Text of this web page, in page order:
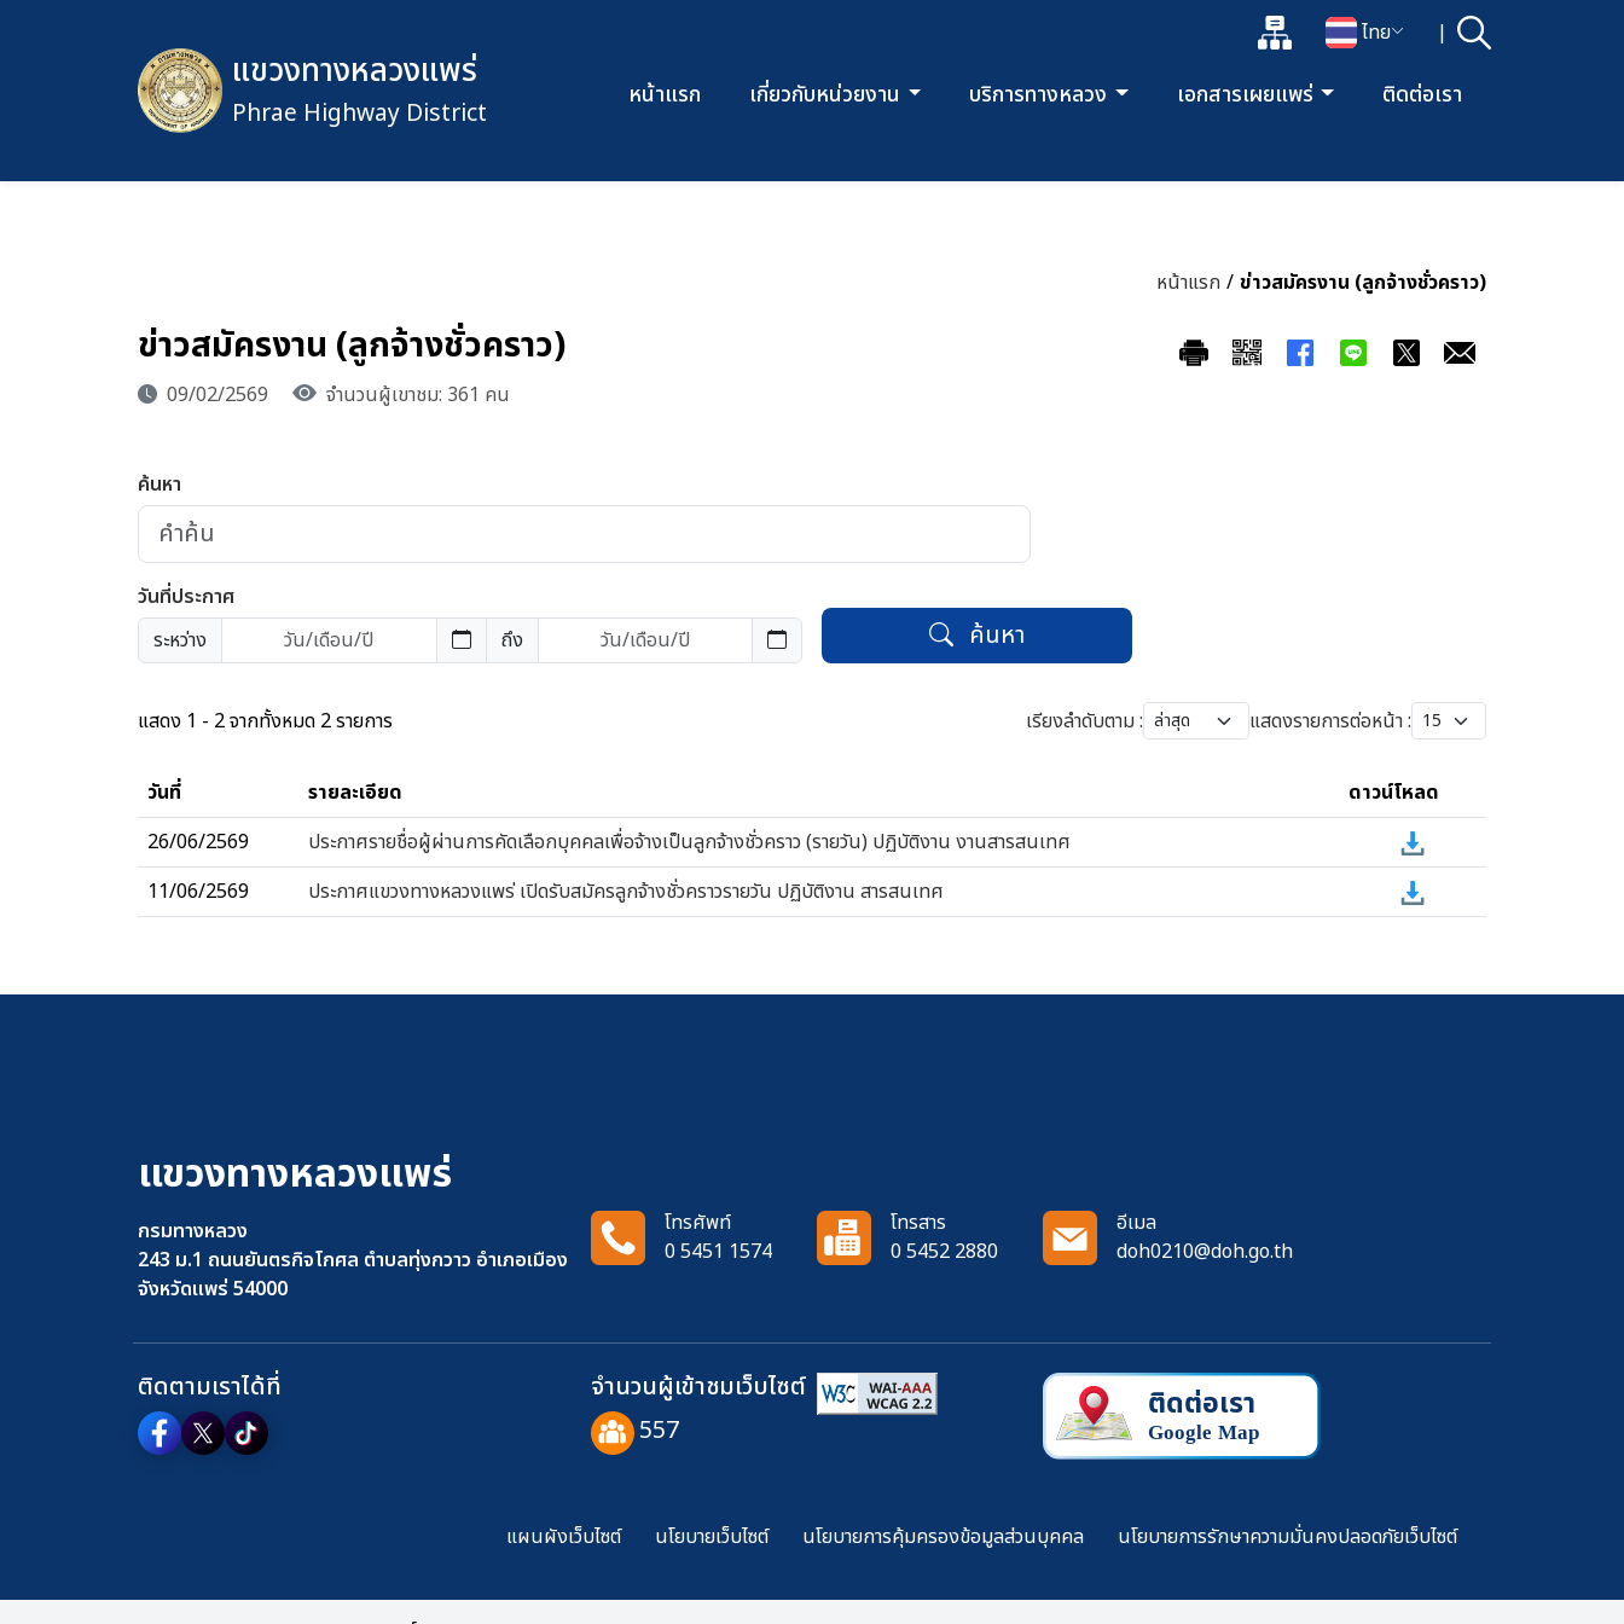
แผนผังเว็บไซต์
เปลี่ยนภาษา
ไทย | ค้นหา
เปิดกล่องค้นหาข้อมูลหลักของเว็บไซต์
แขวงทางหลวงแพร่
Phrae Highway District
หน้าแรก เกี่ยวกับหน่วยงาน บริการทางหลวง เอกสารเผยแพร่ ติดต่อเรา
หน้าแรก / ข่าวสมัครงาน (ลูกจ้างชั่วคราว)
ข่าวสมัครงาน (ลูกจ้างชั่วคราว)
09/02/2569 จำนวนผู้เขาชม: 361 คน
ค้นหา
วันที่ประกาศ
ระหว่าง
ถึง ค้นหา
แสดง 1 - 2 จากทั้งหมด 2 รายการ เรียงลำดับตาม : แสดงรายการต่อหน้า :
วันที่ รายละเอียด
ดาวน์โหลด
26/06/2569
ประกาศรายชื่อผู้ผ่านการคัดเลือกบุคคลเพื่อจ้างเป็นลูกจ้างชั่วคราว (รายวัน) ปฏิบัติงาน งานสารสนเทศ
11/06/2569
ประกาศแขวงทางหลวงแพร่ เปิดรับสมัครลูกจ้างชั่วคราวรายวัน ปฏิบัติงาน สารสนเทศ
แขวงทางหลวงแพร่
กรมทางหลวง
243 ม.1 ถนนยันตรกิจโกศล ตำบลทุ่งกวาว อำเภอเมือง
จังหวัดแพร่ 54000
โทรศัพท์
0 5451 1574
โทรสาร
0 5452 2880
อีเมล
doh0210@doh.go.th
ติดตามเราได้ที่
จำนวนผู้เข้าชมเว็บไซต์
557
แผนผังเว็บไซต์ นโยบายเว็บไซต์ นโยบายการคุ้มครองข้อมูลส่วนบุคคล นโยบายการรักษาความมั่นคงปลอดภัยเว็บไซต์